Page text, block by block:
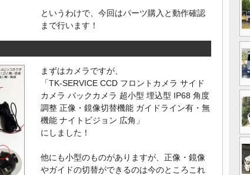
というわけで、今回はパーツ購入と動作確認
まで行います！
まずはカメラですが、
「TK-SERVICE CCD フロントカメラ サイド
カメラ バックカメラ 超小型 埋込型 IP68 角度
調整 正像・鏡像切替機能 ガイドライン有・無
機能 ナイトビジョン 広角」
にしました！
他にも小型のものがありますが、正像・鏡像
やガイドの切替ができるのは今のところこれ